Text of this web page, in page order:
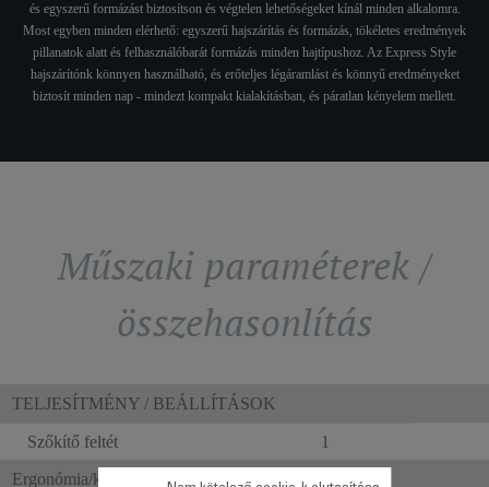
és egyszerű formázást biztosítson és végtelen lehetőségeket kínál minden alkalomra.
Most egyben minden elérhető: egyszerű hajszárítás és formázás, tökéletes eredmények
pillanatok alatt és felhasználóbarát formázás minden hajtípushoz. Az Express Style
hajszárítónk könnyen használható, és erőteljes légáramlást és könnyű eredményeket
biztosít minden nap - mindezt kompakt kialakításban, és páratlan kényelem mellett.
Műszaki paraméterek /
összehasonlítás
TELJESÍTMÉNY / BEÁLLÍTÁSOK
Szőkítő feltét
1
Ergonómia/kényelmi funkciók